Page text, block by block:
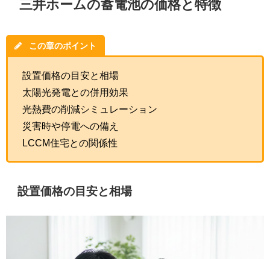
三井ホームの蓄電池の価格と特徴
この章のポイント
設置価格の目安と相場
太陽光発電との併用効果
光熱費の削減シミュレーション
災害時や停電への備え
LCCM住宅との関係性
設置価格の目安と相場